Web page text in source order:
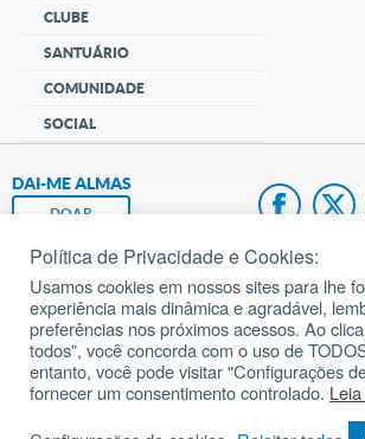
CLUBE
SANTUÁRIO
COMUNIDADE
SOCIAL
DAI-ME ALMAS
DOAR
Fundação João Paulo II
Pedido de Oração
Mapa do site
Política de Privacidade e Cookies:
Usamos cookies em nossos sites para lhe
experiência mais dinâmica e agradável,
preferências nos próximos acessos. Ao
todos”, você concorda com o uso de
entanto, você pode visitar "Configurações
fornecer um consentimento controlado.